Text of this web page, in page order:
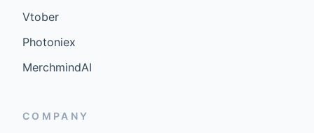
Vtober
Photoniex
MerchmindAI
COMPANY